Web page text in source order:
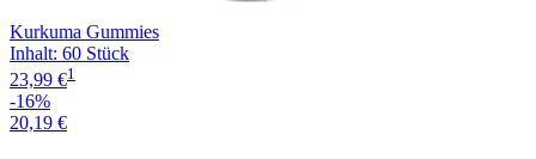
Kurkuma Gummies
Inhalt: 60 Stück
23,99 €1
-16%
20,19 €